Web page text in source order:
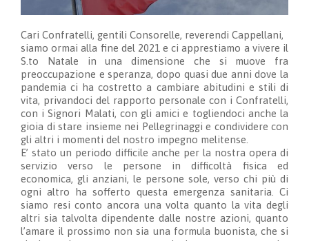
Cari Confratelli, gentili Consorelle, reverendi Cappellani,
siamo ormai alla fine del 2021 e ci apprestiamo a vivere il
S.to Natale in una dimensione che si muove fra
preoccupazione e speranza, dopo quasi due anni dove la
pandemia ci ha costretto a cambiare abitudini e stili di
vita, privandoci del rapporto personale con i Confratelli,
con i Signori Malati, con gli amici e togliendoci anche la
gioia di stare insieme nei Pellegrinaggi e condividere con
gli altri i momenti del nostro impegno melitense.
E’ stato un periodo difficile anche per la nostra opera di
servizio verso le persone in difficoltà fisica ed
economica, gli anziani, le persone sole, verso chi più di
ogni altro ha sofferto questa emergenza sanitaria. Ci
siamo resi conto ancora una volta quanto la vita degli
altri sia talvolta dipendente dalle nostre azioni, quanto
l’amare il prossimo non sia una formula buonista, che si